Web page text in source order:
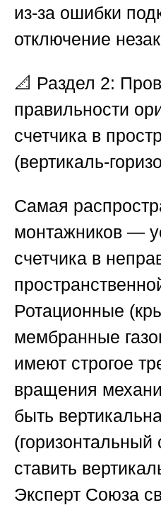
из-за ошибки
отключение
📐 Раздел 2:
правильности
счетчика в
(вертикаль-
Самая
монтажников —
счетчика в
Ротационные
мембранные
имеют строгое
вращения
быть
(горизонтальный
ставить
Эксперт Союза